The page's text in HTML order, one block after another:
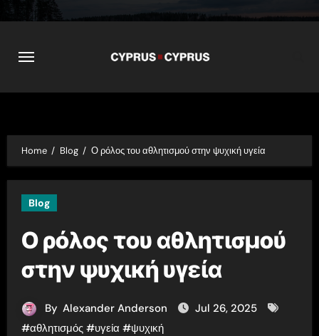
content
Home Blog Ο ρόλος του αθλητισμού στην ψυχική υγεία
Blog
Ο ρόλος του αθλητισμού
στην ψυχική υγεία
By Alexander Anderson
Jul 26, 2025
#αθλητισμός#υγεία #ψυχική